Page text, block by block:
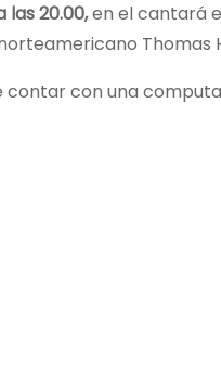
20.00,en el cantará
Thomas
contar con una